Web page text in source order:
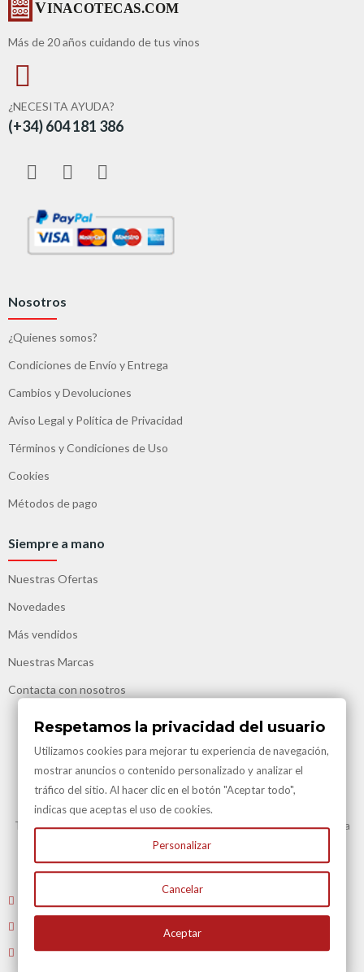
Más de 20 años cuidando de tus vinos
¿NECESITA AYUDA?
(+34) 604 181 386
Nosotros
¿Quienes somos?
Condiciones de Envío y Entrega
Cambios y Devoluciones
Aviso Legal y Política de Privacidad
Términos y Condiciones de Uso
Cookies
Métodos de pago
Siempre a mano
Nuestras Ofertas
Novedades
Más vendidos
Nuestras Marcas
Contacta con nosotros
Transporte Gratuito en Península para todas nuestras vinotecas y en la
mayoría de artículos.
Consulte en Condiciones Transporte
Tel. 604 181 386 L-V 9 a 14:00 y de 16:00 a 19:00
Tiene 15 días para devolvernos su compra
Respetamos la privacidad del usuario
Utilizamos cookies para mejorar tu experiencia de navegación,
mostrar anuncios o contenido personalizado y analizar el
tráfico del sitio. Al hacer clic en el botón "Aceptar todo",
indicas que aceptas el uso de cookies.
Personalizar
Cancelar
Aceptar